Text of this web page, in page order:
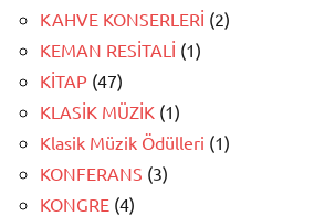
KAHVE KONSERLERİ (2)
KEMAN RESİTALİ (1)
KİTAP (47)
KLASİK MÜZİK (1)
Klasik Müzik Ödülleri (1)
KONFERANS (3)
KONGRE (4)